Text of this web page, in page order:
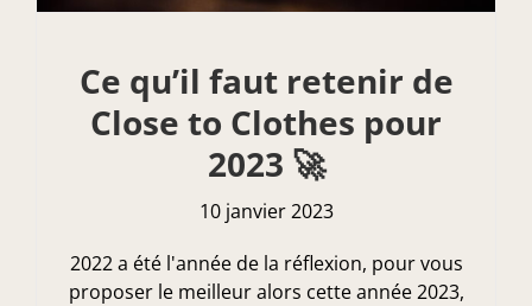
Ce qu’il faut retenir de
Close to Clothes pour
2023 🚀
10 janvier 2023
2022 a été l'année de la réflexion, pour vous
proposer le meilleur alors cette année 2023,